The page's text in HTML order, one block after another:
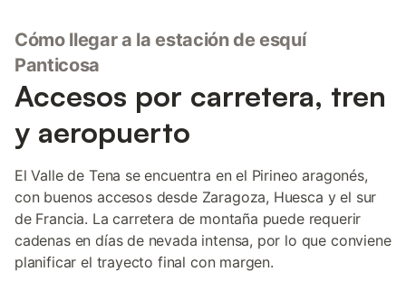
Cómo llegar a la estación de esquí
Panticosa
Accesos por carretera, tren
y aeropuerto
El Valle de Tena se encuentra en el Pirineo aragonés,
con buenos accesos desde Zaragoza, Huesca y el sur
de Francia. La carretera de montaña puede requerir
cadenas en días de nevada intensa, por lo que conviene
planificar el trayecto final con margen.